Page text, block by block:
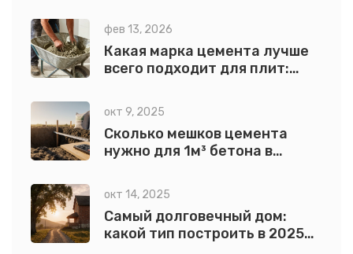
фев 13, 2026
Какая марка цемента лучше
всего подходит для плит:
и условиям работы
окт 9, 2025
Сколько мешков цемента
нужно для 1м³ бетона в
окт 14, 2025
Самый долговечный дом:
какой тип построить в 2025